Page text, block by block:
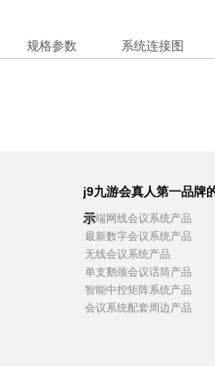
规格参数 系统连接图
j9九游会真人第一品牌
示
高端网线会议系统产品
最新数字会议系统产品
无线会议系统产品
单支鹅颈会议话筒产品
智能中控矩阵系统产品
会议系统配套周边产品